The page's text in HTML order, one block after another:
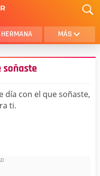
HERMANA MÁS
AMOR
HIJA
soñaste
día con el que soñaste,
ti.